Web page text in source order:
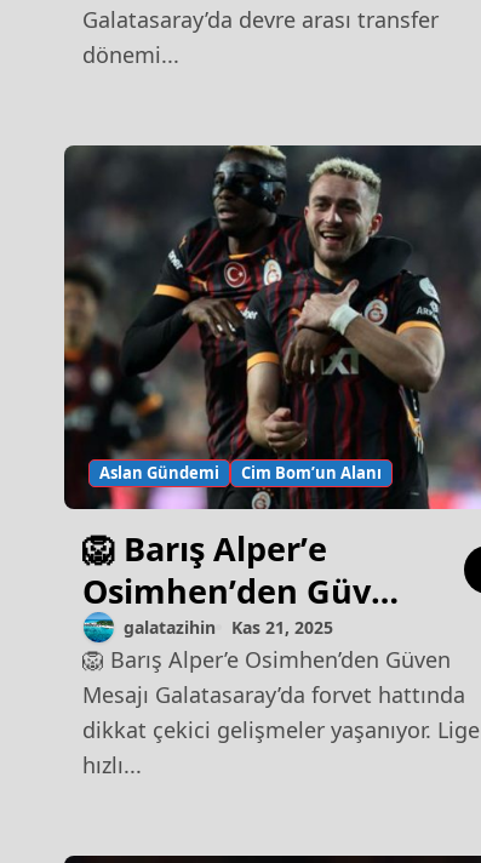
Galatasaray’da devre arası transfer
dönemi...
Aslan Gündemi Cim Bom’un Alanı
🦁 Barış Alper’e
Osimhen’den Güven
Mesajı
galatazihin Kas 21, 2025
🦁 Barış Alper’e Osimhen’den Güven
Mesajı Galatasaray’da forvet hattında
dikkat çekici gelişmeler yaşanıyor. Lige
hızlı...